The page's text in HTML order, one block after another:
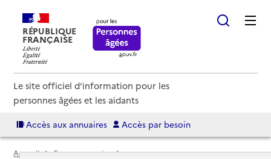
RÉPUBLIQUE
FRANÇAISE
Le site officiel d'information pour les
personnes âgées et les aidants
Accès aux annuaires Accès par besoin
Accueil
Espace annuaire